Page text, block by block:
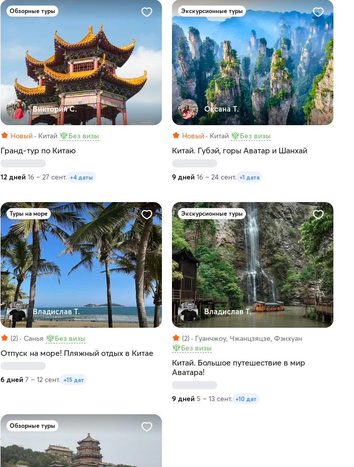
Обзорные туры
Виктория С.
Новый Китай Без визы
Гранд-тур по Китаю
12 дней 16 – 27 сент. +4 даты
Экскурсионные туры
Оксана Т.
Новый Китай Без визы
Китай. Губэй, горы Аватар и Шанхай
9 дней 16 – 24 сент. +1 дата
Туры на море
Владислав Т.
(2) Санья Без визы
Отпуск на море! Пляжный отдых в Китае
6 дней 7 – 12 сент. +15 дат
Экскурсионные туры
Владислав Т.
(2)
Гуанчжоу, Чжанцзяцзе, Фэнхуан
Без визы
Китай. Большое путешествие в мир
Аватара!
9 дней 5 – 13 сент. +10 дат
Обзорные туры